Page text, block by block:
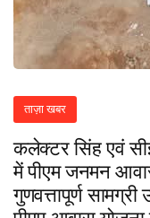
ताज़ा खबर
कलेक्टर सिंह एवं
में पीएम जनमन
गुणवत्तापूर्ण